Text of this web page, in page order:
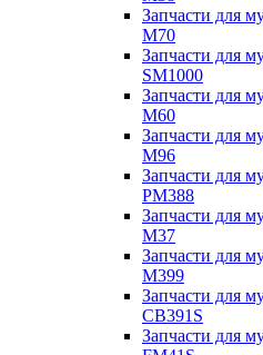
Запчасти для
M70
Запчасти для
SM1000
Запчасти для
M60
Запчасти для
M96
Запчасти для
PM388
Запчасти для
M37
Запчасти для
M399
Запчасти для
CB391S
Запчасти для